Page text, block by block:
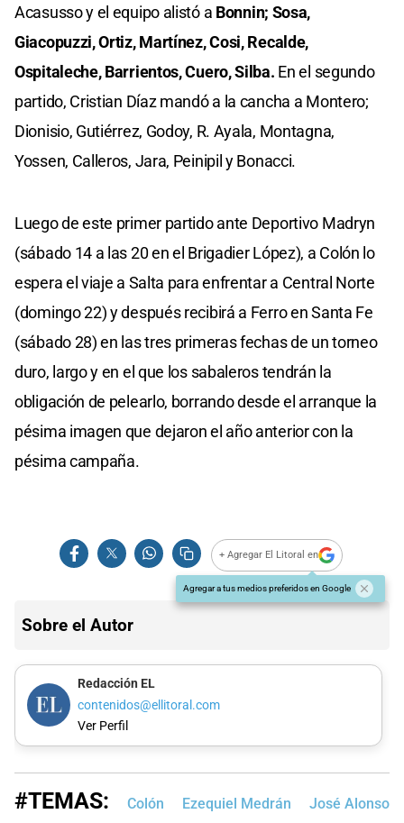
Acasusso y el equipo alistó a Bonnin; Sosa,
Giacopuzzi, Ortiz, Martínez, Cosi, Recalde,
Ospitaleche, Barrientos, Cuero, Silba. En el segundo
partido, Cristian Díaz mandó a la cancha a Montero;
Dionisio, Gutiérrez, Godoy, R. Ayala, Montagna,
Yossen, Calleros, Jara, Peinipil y Bonacci.
Luego de este primer partido ante Deportivo Madryn
(sábado 14 a las 20 en el Brigadier López), a Colón lo
espera el viaje a Salta para enfrentar a Central Norte
(domingo 22) y después recibirá a Ferro en Santa Fe
(sábado 28) en las tres primeras fechas de un torneo
duro, largo y en el que los sabaleros tendrán la
obligación de pelearlo, borrando desde el arranque la
pésima imagen que dejaron el año anterior con la
pésima campaña.
+ Agregar El Litoral en
Agregar a tus medios preferidos en Google
Sobre el Autor
Redacción EL
contenidos@ellitoral.com
Ver Perfil
#TEMAS: Colón Ezequiel Medrán José Alonso